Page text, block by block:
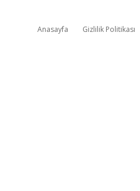
Anasayfa Gizlilik Politikası